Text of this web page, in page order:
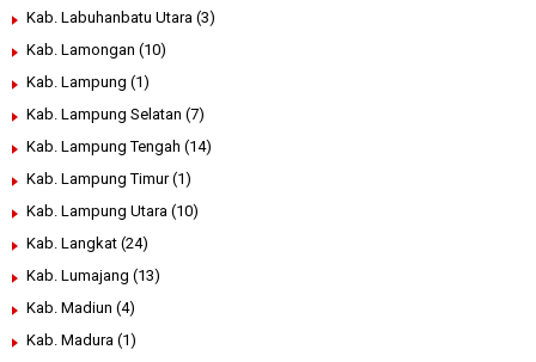
Kab. Labuhanbatu Utara (3)
Kab. Lamongan (10)
Kab. Lampung (1)
Kab. Lampung Selatan (7)
Kab. Lampung Tengah (14)
Kab. Lampung Timur (1)
Kab. Lampung Utara (10)
Kab. Langkat (24)
Kab. Lumajang (13)
Kab. Madiun (4)
Kab. Madura (1)